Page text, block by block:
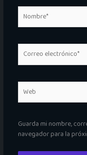
electrónico*
Web
Guarda mi nombre,
navegador para la